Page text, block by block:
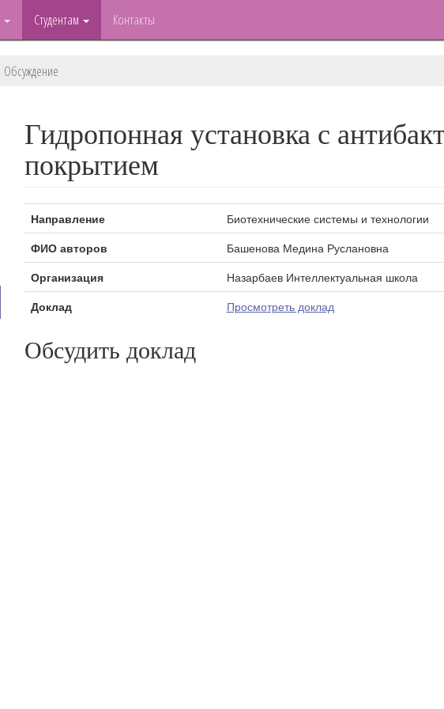
Студентам Контакты
Обсуждение
Гидропонная установка с
покрытием
Направление
Биотехнические системы и технологии
ФИО авторов
Башенова Медина Руслановна
Организация
Назарбаев Интеллектуальная школа
Доклад
Просмотреть доклад
Обсудить доклад